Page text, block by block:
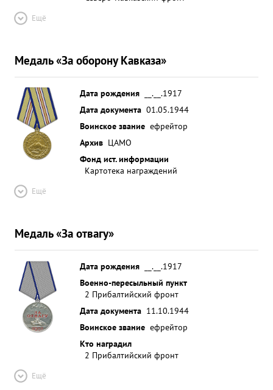
Ещё
Медаль «За оборону Кавказа»
Дата рождения
__.__.1917
Дата документа 01.05.1944
Воинское звание ефрейтор
Архив ЦАМО
Фонд ист. информации
Картотека награждений
Ещё
Медаль «За отвагу»
Дата рождения
__.__.1917
Военно-пересыльный пункт
2 Прибалтийский фронт
Дата документа 11.10.1944
Воинское звание ефрейтор
Кто наградил
2 Прибалтийский фронт
Ещё